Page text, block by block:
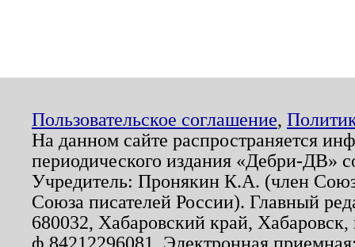
Пользовательское соглашение,
На данном сайте распространяется
периодического издания «Дебри-ДВ»
Учредитель: Пронякин К.А. (член
Союза писателей России). Главный
680032, Хабаровский край,
ф.84212296081. Электронная